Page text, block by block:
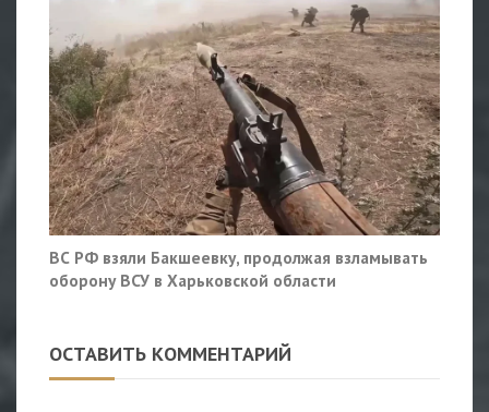
ВС РФ взяли Бакшеевку, продолжая взламывать
оборону ВСУ в Харьковской области
ОСТАВИТЬ КОММЕНТАРИЙ